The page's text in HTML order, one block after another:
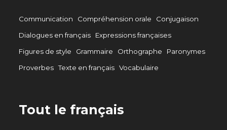
Communication Compréhension orale
Conjugaison
Dialogues en français
Expressions françaises
Figures de style
Grammaire Orthographe
Paronymes
Proverbes Texte en français Vocabulaire
Tout le français